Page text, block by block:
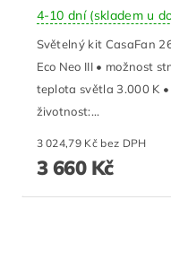
4-10 dní (skladem u
Světelný kit CasaFan
Eco Neo III • možnost
teplota světla 3.000 K
životnost:...
3 024,79 Kč bez DPH
3 660 Kč